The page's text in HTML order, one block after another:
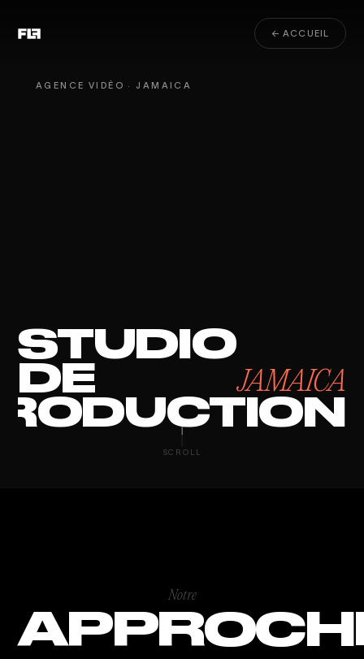
← ACCUEIL
AGENCE VIDÉO · JAMAICA
STUDIO
DE JAMAICA
SCROLL
Notre